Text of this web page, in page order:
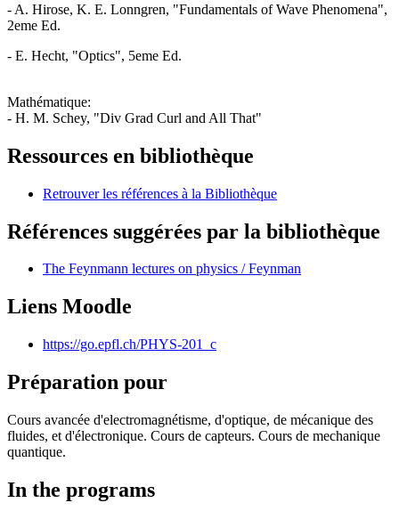
- A. Hirose, K. E. Lonngren, "Fundamentals of Wave Phenomena",
2eme Ed.
- E. Hecht, "Optics", 5eme Ed.
Mathématique:
- H. M. Schey, "Div Grad Curl and All That"
Ressources en bibliothèque
Retrouver les références à la Bibliothèque
Références suggérées par la bibliothèque
The Feynmann lectures on physics / Feynman
Liens Moodle
https://go.epfl.ch/PHYS-201_c
Préparation pour
Cours avancée d'electromagnétisme, d'optique, de mécanique des
fluides, et d'électronique. Cours de capteurs. Cours de mechanique
quantique.
In the programs